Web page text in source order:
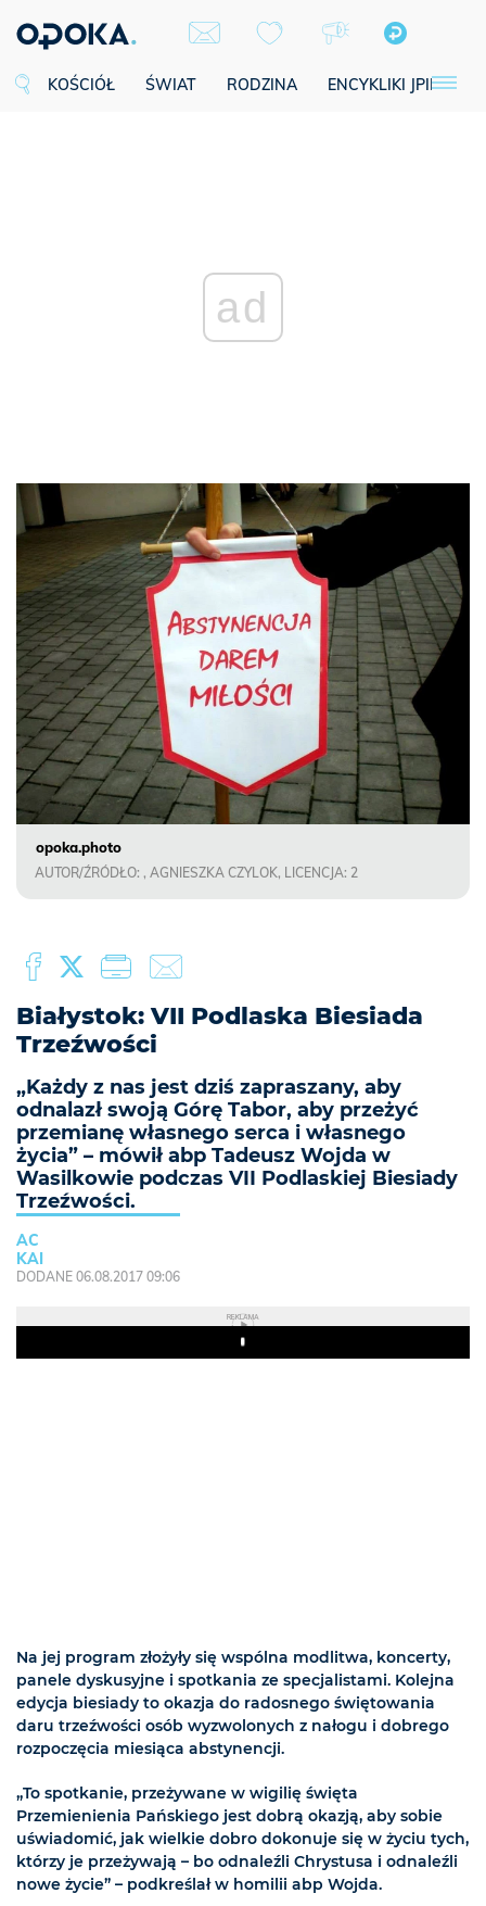
KOŚCIÓŁ ŚWIAT RODZINA ENCYKLIKI JPII
ad
opoka.photo
AUTOR/ŹRÓDŁO: , AGNIESZKA CZYLOK, LICENCJA: 2
Białystok: VII Podlaska Biesiada
Trzeźwości
„Każdy z nas jest dziś zapraszany, aby
odnalazł swoją Górę Tabor, aby przeżyć
przemianę własnego serca i własnego
życia” – mówił abp Tadeusz Wojda w
Wasilkowie podczas VII Podlaskiej Biesiady
Trzeźwości.
AC
KAI
DODANE 06.08.2017 09:06
REKLAMA
Play
Na jej program złożyły się wspólna modlitwa, koncerty,
panele dyskusyjne i spotkania ze specjalistami. Kolejna
edycja biesiady to okazja do radosnego świętowania
daru trzeźwości osób wyzwolonych z nałogu i dobrego
rozpoczęcia miesiąca abstynencji.
„To spotkanie, przeżywane w wigilię święta
Przemienienia Pańskiego jest dobrą okazją, aby sobie
uświadomić, jak wielkie dobro dokonuje się w życiu tych,
którzy je przeżywają – bo odnaleźli Chrystusa i odnaleźli
nowe życie” – podkreślał w homilii abp Wojda.